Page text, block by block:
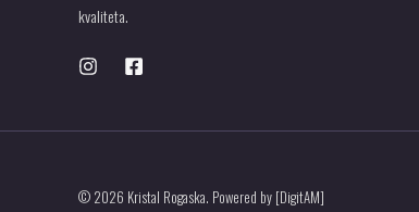
kvaliteta.
© 2026 Kristal Rogaska. Powered by [DigitAM]